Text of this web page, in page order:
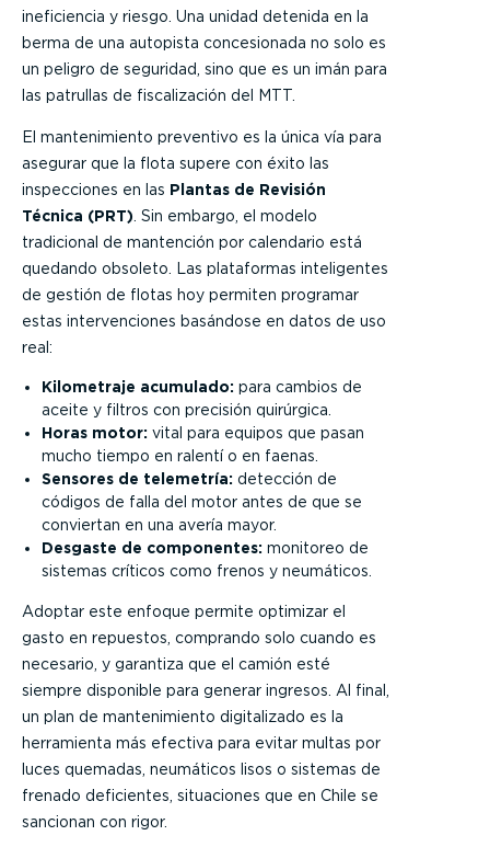
ineficiencia y riesgo. Una unidad detenida en la
berma de una autopista concesionada no solo es
un peligro de seguridad, sino que es un imán para
las patrullas de fiscalización del MTT.
El mantenimiento preventivo es la única vía para
asegurar que la flota supere con éxito las
inspecciones en las Plantas de Revisión
Técnica (PRT) . Sin embargo, el modelo
tradicional de mantención por calendario está
quedando obsoleto. Las plataformas inteligentes
de gestión de flotas hoy permiten programar
estas intervenciones basándose en datos de uso
real:
Kilometraje acumulado:para cambios de
aceite y filtros con precisión quirúrgica.
Horas motor:vital para equipos que pasan
mucho tiempo en ralentí o en faenas.
Sensores de telemetría:detección de
códigos de falla del motor antes de que se
conviertan en una avería mayor.
Desgaste de componentes:monitoreo de
sistemas críticos como frenos y neumáticos.
Adoptar este enfoque permite optimizar el
gasto en repuestos, comprando solo cuando es
necesario, y garantiza que el camión esté
siempre disponible para generar ingresos. Al final,
un plan de mantenimiento digitalizado es la
herramienta más efectiva para evitar multas por
luces quemadas, neumáticos lisos o sistemas de
frenado deficientes, situaciones que en Chile se
sancionan con rigor.